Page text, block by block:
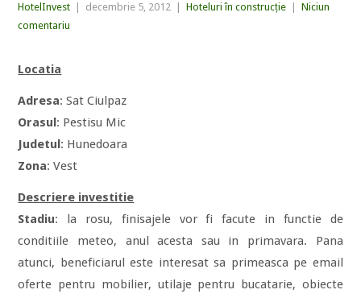
HotelInvest decembrie 5, 2012 Hoteluri în construcție
Niciun
comentariu
Locatia
Adresa: Sat Ciulpaz
Orasul: Pestisu Mic
Judetul: Hunedoara
Zona: Vest
Descriere investitie
Stadiu: la rosu, finisajele vor fi facute in functie de
conditiile meteo, anul acesta sau in primavara. Pana
atunci, beneficiarul este interesat sa primeasca pe email
oferte pentru mobilier, utilaje pentru bucatarie, obiecte